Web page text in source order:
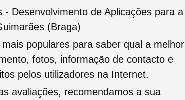
Desenvolvimento de Aplicações para a
(Braga)
populares para saber qual a melhor
fotos, informação de contacto e
pelos utilizadores na Internet.
avaliações, recomendamos a sua